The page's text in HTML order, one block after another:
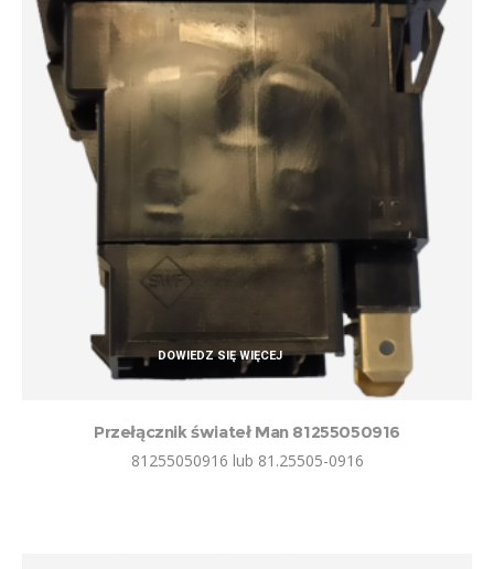
DOWIEDZ SIĘ WIĘCEJ
Przełącznik świateł Man 81255050916
81255050916 lub 81.25505-0916